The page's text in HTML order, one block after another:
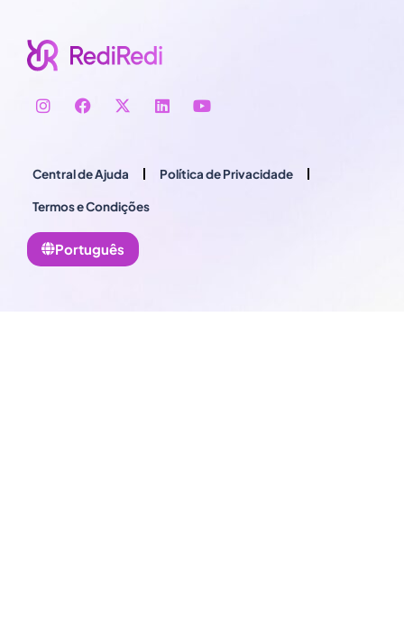
Central de Ajuda Política de Privacidade
Termos e Condições
Português